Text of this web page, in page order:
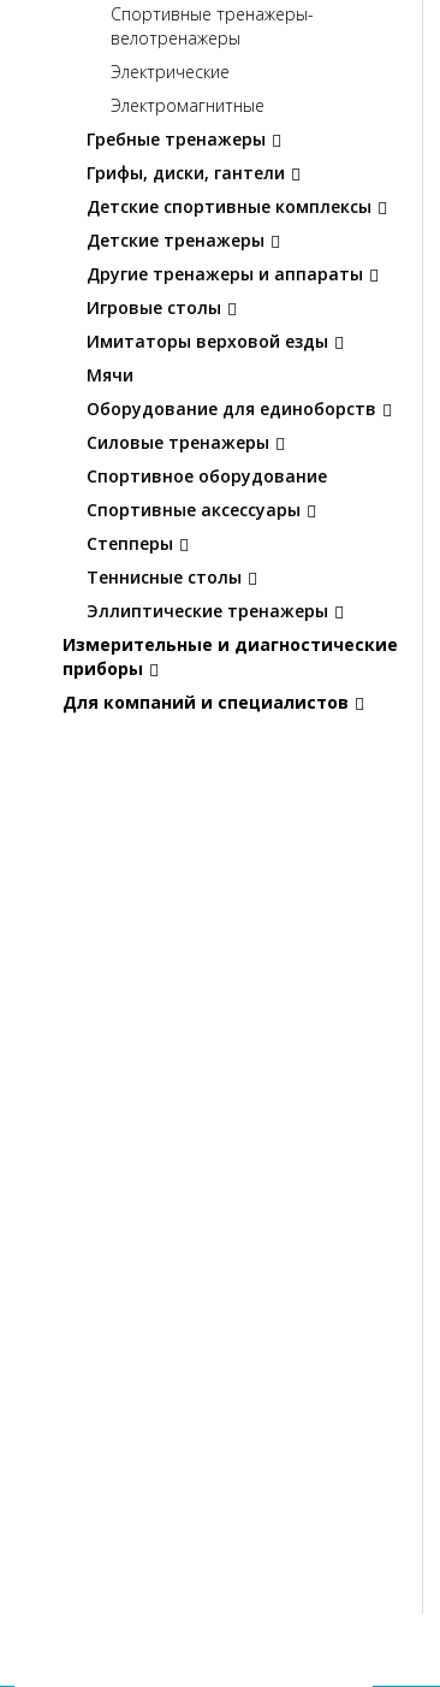
Спортивные тренажеры-
велотренажеры
Электрические
Электромагнитные
Гребные тренажеры
Грифы, диски, гантели
Детские спортивные комплексы
Детские тренажеры
Другие тренажеры и аппараты
Игровые столы
Имитаторы верховой езды
Мячи
Оборудование для единоборств
Силовые тренажеры
Спортивное оборудование
Спортивные аксессуары
Степперы
Теннисные столы
Эллиптические тренажеры
Измерительные и диагностические
приборы
Для компаний и специалистов